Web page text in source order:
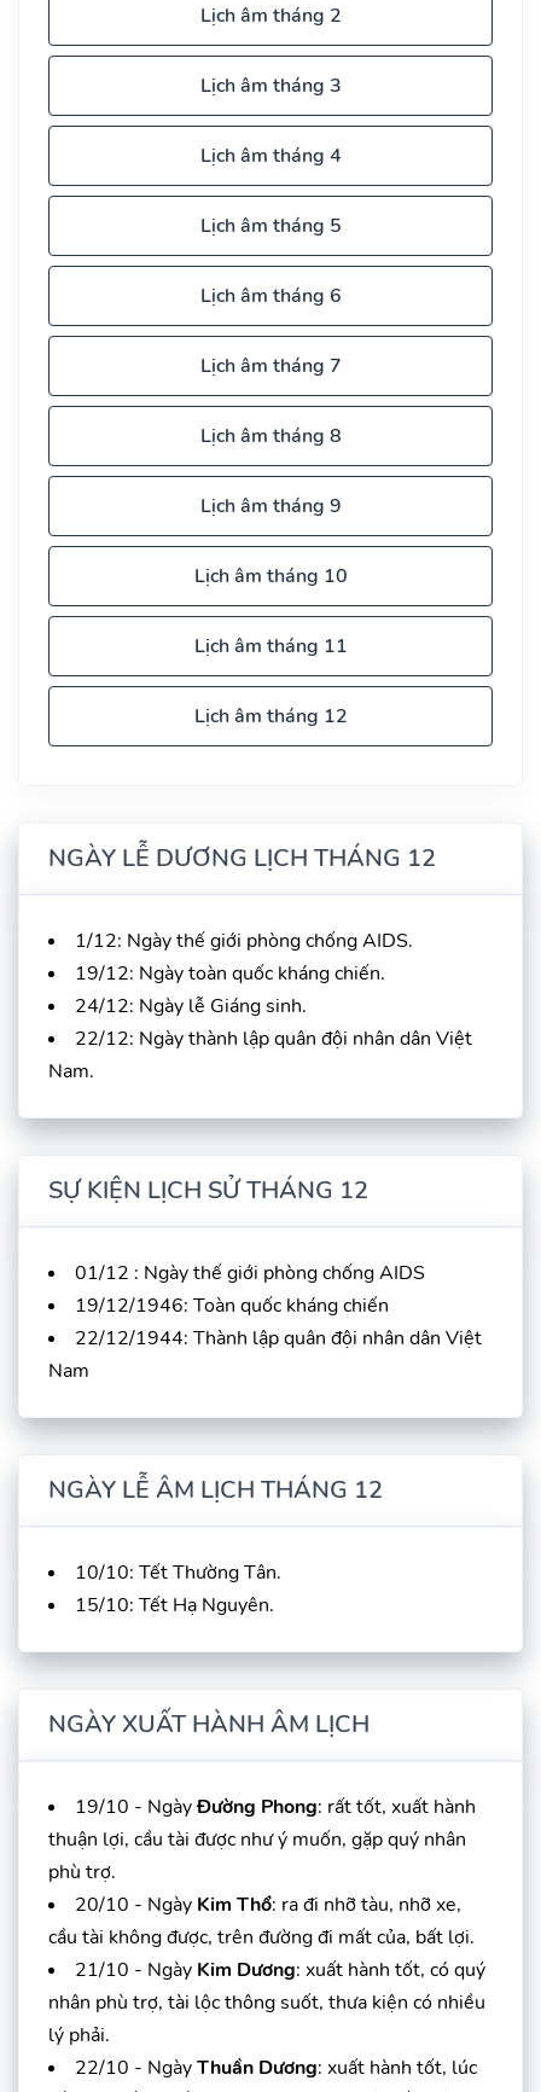
Lịch âm tháng 2
Lịch âm tháng 3
Lịch âm tháng 4
Lịch âm tháng 5
Lịch âm tháng 6
Lịch âm tháng 7
Lịch âm tháng 8
Lịch âm tháng 9
Lịch âm tháng 10
Lịch âm tháng 11
Lịch âm tháng 12
NGÀY LỄ DƯƠNG LỊCH THÁNG 12
1/12: Ngày thế giới phòng chống AIDS.
19/12: Ngày toàn quốc kháng chiến.
24/12: Ngày lễ Giáng sinh.
22/12: Ngày thành lập quân đội nhân dân Việt
Nam.
SỰ KIỆN LỊCH SỬ THÁNG 12
01/12 : Ngày thế giới phòng chống AIDS
19/12/1946: Toàn quốc kháng chiến
22/12/1944: Thành lập quân đội nhân dân Việt
Nam
NGÀY LỄ ÂM LỊCH THÁNG 12
10/10: Tết Thường Tân.
15/10: Tết Hạ Nguyên.
NGÀY XUẤT HÀNH ÂM LỊCH
19/10 - NgàyĐường Phong: rất tốt, xuất hành
thuận lợi, cầu tài được như ý muốn, gặp quý nhân
phù trợ.
20/10 - Ngày Kim Thổ: ra đi nhỡ tàu, nhỡ xe,
cầu tài không được, trên đường đi mất của, bất lợi.
21/10 - Ngày Kim Dương: xuất hành tốt, có quý
nhân phù trợ, tài lộc thông suốt, thưa kiện có nhiều
lý phải.
22/10 - NgàyThuần Dương: xuất hành tốt, lúc